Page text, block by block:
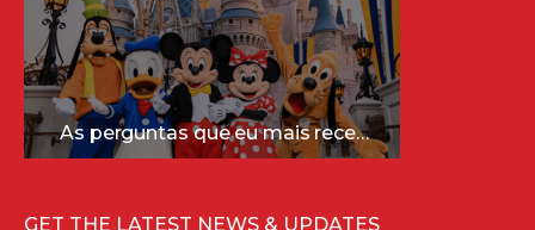
As perguntas que eu mais recebo sobre a Disney (e as respostas mais sinceras!)
GET THE LATEST NEWS & UPDATES